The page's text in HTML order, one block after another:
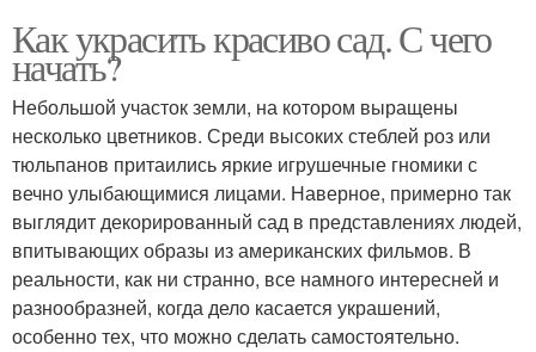
Как украсить красиво сад. С чего
начать?
Небольшой участок земли, на котором выращены
несколько цветников. Среди высоких стеблей роз или
тюльпанов притаились яркие игрушечные гномики с
вечно улыбающимися лицами. Наверное, примерно так
выглядит декорированный сад в представлениях людей,
впитывающих образы из американских фильмов. В
реальности, как ни странно, все намного интересней и
разнообразней, когда дело касается украшений,
особенно тех, что можно сделать самостоятельно.